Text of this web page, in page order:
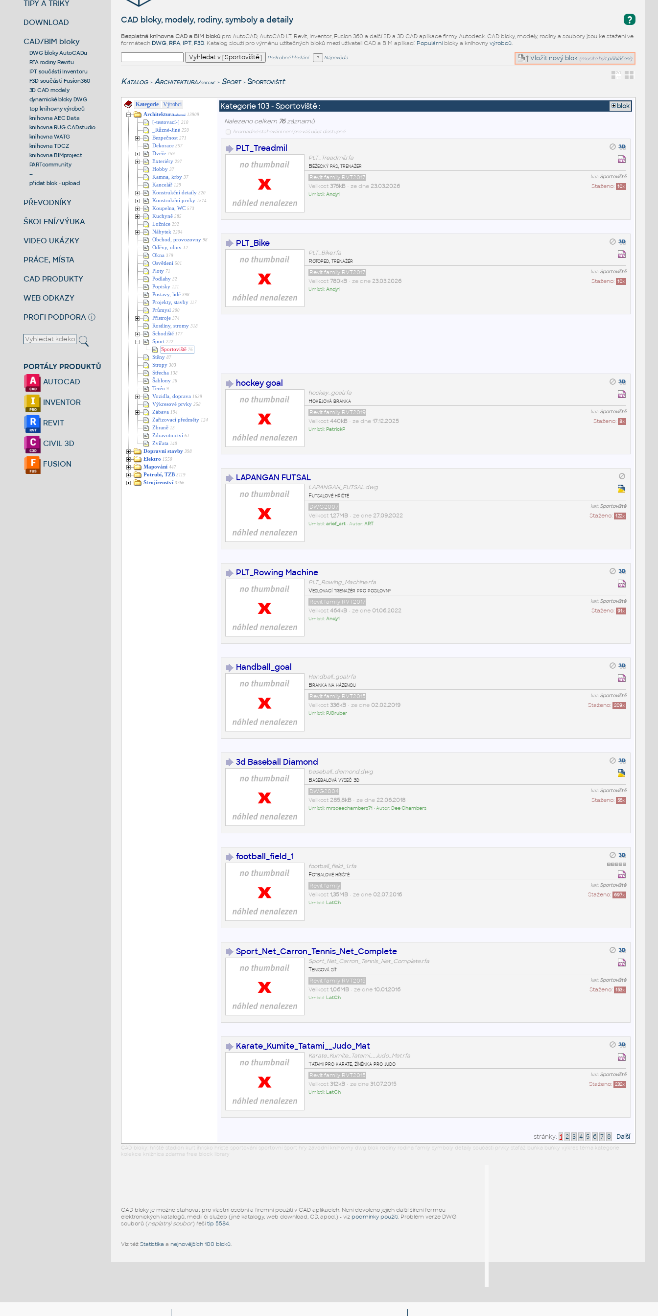
TIPY A TRIKY
DOWNLOAD
CAD/BIM bloky
DWG bloky AutoCADu
RFA rodiny Revitu
IPT součásti Inventoru
F3D součásti Fusion360
3D CAD modely
dynamické bloky DWG
top knihovny výrobců
knihovna AEC Data
knihovna RUG-CADstudio
knihovna WATG
knihovna TDCZ
knihovna BIMproject
PARTcommunity
--
přidat blok - upload
PŘEVODNÍKY
ŠKOLENÍ/VÝUKA
VIDEO UKÁZKY
PRÁCE, MÍSTA
CAD PRODUKTY
WEB ODKAZY
PROFI PODPORA ⓘ
PORTÁLY PRODUKTŮ
AUTOCAD
INVENTOR
REVIT
CIVIL 3D
FUSION
?
CAD bloky, modely, rodiny, symboly a detaily
Bezplatná knihovna CAD a BIM blokůpro AutoCAD, AutoCAD LT, Revit, Inventor, Fusion 360 a další 2D a 3D CAD aplikace firmy Autodesk. CAD bloky, modely, rodiny a soubory jsou ke stažení ve
formátech DWG, RFA, IPT, F3D. Katalog slouží pro výměnu užitečných bloků mezi uživateli CAD a BIM aplikací. Populárníbloky a knihovny výrobců.
Vložit nový blok (musíte být přihlášeni)
Podrobné hledání Nápověda
Katalog > Architektura/obecné > Sport > Sportoviště
Kategorie Výrobci
Architektura/obecné 13909
[-testovací-] 210
_Různé-Jiné 250
Bezpečnost 271
Dekorace 357
Dveře 759
Exteriéry 297
Hobby 37
Kamna, krby 37
Kancelář 129
Konstrukční detaily 320
Konstrukční prvky 1574
Koupelna, WC 573
Kuchyně 585
Ložnice 292
Nábytek 2204
Obchod, provozovny 98
Oděvy, obuv 12
Okna 379
Osvětlení 501
Ploty 71
Podlahy 32
Popisky 121
Postavy, lidé 398
Projekty, stavby 117
Průmysl 200
Přístroje 374
Rostliny, stromy 318
Schodiště 177
Sport 222
Sportoviště 76
Stěny 87
Stropy 303
Střecha 138
Šablony 26
Terén 9
Vozidla, doprava 1639
Výkresové prvky 258
Zábava 194
Zařizovací předměty 124
Zbraně 13
Zdravotnictví 61
Zvířata 140
Dopravní stavby 398
Elektro 1550
Mapování 447
Potrubí, TZB 3119
Strojírenství 3766
Kategorie 103 - Sportoviště :
blok
Nalezeno celkem 76záznamů
hromadné stahování není pro váš účet dostupné
PLT_Treadmil
PLT_Treadmil.rfa
Běžecký pás, trenažér
kat:Sportoviště
Revit family RVT2017
Staženo: 10x
Velikost 376kB• ze dne 23.03.2026
Umístil:Andy1
PLT_Bike
PLT_Bike.rfa
Rotoped, trenažér
kat:Sportoviště
Revit family RVT2017
Staženo: 10x
Velikost 780kB• ze dne 23.03.2026
Umístil:Andy1
hockey goal
hockey_goal.rfa
Hokejová branka
kat:Sportoviště
Revit family RVT2019
Staženo: 8x
Velikost 440kB• ze dne 17.12.2025
Umístil: PatrickP
LAPANGAN FUTSAL
LAPANGAN_FUTSAL.dwg
Futsalové hřiště
kat:Sportoviště
DWG2007
Staženo: 122x
Velikost 1,27MB• ze dne 27.09.2022
Umístil:arief_art• Autor:ART
PLT_Rowing Machine
PLT_Rowing_Machine.rfa
Veslovací trenažér pro posilovny
kat:Sportoviště
Revit family RVT2017
Staženo: 91x
Velikost 464kB• ze dne 01.06.2022
Umístil:Andy1
Handball_goal
Handball_goal.rfa
Branka na házenou
kat:Sportoviště
Revit family RVT2015
Staženo: 209x
Velikost 336kB• ze dne 02.02.2019
Umístil: PJGruber
3d Baseball Diamond
baseball_diamond.dwg
Basebalová výseč 3d
kat:Sportoviště
DWG2004
Staženo: 55x
Velikost 285,8kB• ze dne 22.06.2018
Umístil:mrsdeechambers71 • Autor: Dee Chambers
football_field_1
football_field_1.rfa
Fotbalové hřiště
kat:Sportoviště
Revit family
Staženo: 697x
Velikost 1,35MB• ze dne 02.07.2016
Umístil: LatCh
Sport_Net_Carron_Tennis_Net_Complete
Sport_Net_Carron_Tennis_Net_Complete.rfa
Tenisová síť
kat:Sportoviště
Revit family RVT2015
Staženo: 153x
Velikost 1,06MB• ze dne 10.01.2016
Umístil: LatCh
Karate_Kumite_Tatami__Judo_Mat
Karate_Kumite_Tatami__Judo_Mat.rfa
Tatami pro karate, žíněnka pro judo
kat:Sportoviště
Revit family RVT2015
Staženo: 232x
Velikost 312kB• ze dne 31.07.2015
Umístil: LatCh
stránky: 1 2 3 4 5 6 7 8 Další
CAD bloky: hřiště stadion kurt ihrisko hriste sportování sportovní šport hry závodní knihovny dwg blok rodiny rodina family symboly detaily součásti prvky stafáž buňka buňky výkres téma kategorie
kolekce knižnica zdarma free block library
CAD bloky je možno stahovat pro vlastní osobní a firemní použití v CAD aplikacích. Není dovoleno jejich další šíření formou
elektronických katalogů, médií či služeb (jiné katalogy, web download, CD, apod.) - viz podmínky použití. Problém verze DWG
souborů (neplatný soubor) řešítip 5584.
Viz též Statistika a nejnovějších 100 bloků.